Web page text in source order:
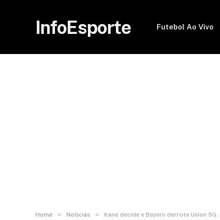
InfoEsporte Futebol Ao Vivo
Home » Noticias » Kane decide e Bayern derrota Union